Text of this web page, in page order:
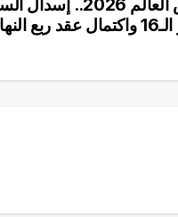
نبض اليوم الـ27 من كأس العالم 2026..
النهائي